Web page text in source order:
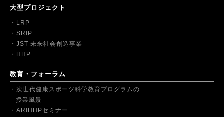
大型プロジェクト
LRP
SRIP
JST 未来社会創造事業
HHP
教育・フォーラム
次世代健康スポーツ科学教育プログラムの
授業風景
ARIHHPセミナー